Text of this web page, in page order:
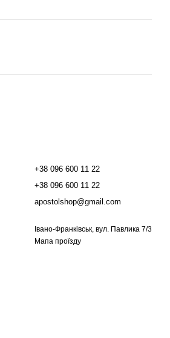
+38 096 600 11 22
+38 096 600 11 22
apostolshop@gmail.com
Івано-Франківськ, вул. Павлика 7/3
Мапа проїзду